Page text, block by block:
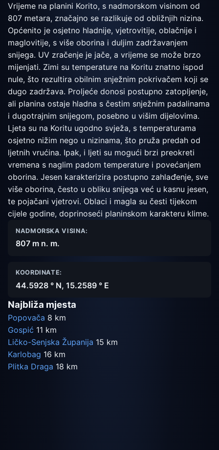
Vrijeme na planini Korito, s nadmorskom visinom od
807 metara, značajno se razlikuje od obližnjih nizina.
Općenito je osjetno hladnije, vjetrovitije, oblačnije i
maglovitije, s više oborina i duljim zadržavanjem
snijega. UV zračenje je jače, a vrijeme se može brzo
mijenjati. Zimi su temperature na Koritu znatno ispod
nule, što rezultira obilnim snježnim pokrivačem koji se
dugo zadržava. Proljeće donosi postupno zatopljenje,
ali planina ostaje hladna s čestim snježnim padalinama
i dugotrajnim snijegom, posebno u višim dijelovima.
Ljeta su na Koritu ugodno svježa, s temperaturama
osjetno nižim nego u nizinama, što pruža predah od
ljetnih vrućina. Ipak, i ljeti su mogući brzi preokreti
vremena s naglim padom temperature i povećanjem
oborina. Jesen karakterizira postupno zahlađenje, sve
više oborina, često u obliku snijega već u kasnu jesen,
te pojačani vjetrovi. Oblaci i magla su česti tijekom
cijele godine, doprinoseći planinskom karakteru klime.
NADMORSKA VISINA:
807 m n. m.
KOORDINATE:
44.5928 ° N, 15.2589 ° E
Najbliža mjesta
Popovača 8 km
Gospić 11 km
Ličko-Senjska Županija 15 km
Karlobag 16 km
Plitka Draga 18 km